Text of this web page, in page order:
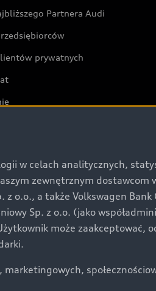
Partnera Audi
prywatnych
historie postępu
w celach analitycznych,
zewnętrznym
o.o., a także Volkswagen
Sp. z o.o. (jako
może zaakceptować,